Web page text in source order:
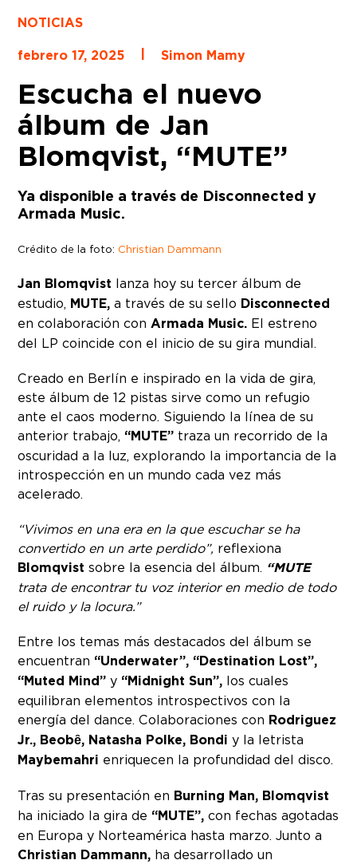
NOTICIAS
febrero 17, 2025
Simon Mamy
Escucha el nuevo
álbum de Jan
Blomqvist, “MUTE”
Ya disponible a través de Disconnected y
Armada Music.
Crédito de la foto: Christian Dammann
Jan Blomqvist lanza hoy su tercer álbum de
estudio, MUTE, a través de su sello Disconnected
en colaboración con Armada Music. El estreno
del LP coincide con el inicio de su gira mundial.
Creado en Berlín e inspirado en la vida de gira,
este álbum de 12 pistas sirve como un refugio
ante el caos moderno. Siguiendo la línea de su
anterior trabajo, “MUTE” traza un recorrido de la
oscuridad a la luz, explorando la importancia de la
introspección en un mundo cada vez más
acelerado.
“Vivimos en una era en la que escuchar se ha
convertido en un arte perdido”, reflexiona
Blomqvist sobre la esencia del álbum. “MUTE
trata de encontrar tu voz interior en medio de todo
el ruido y la locura.”
Entre los temas más destacados del álbum se
encuentran “Underwater”, “Destination Lost”,
“Muted Mind” y “Midnight Sun”, los cuales
equilibran elementos introspectivos con la
energía del dance. Colaboraciones con Rodriguez
Jr., Beobȇ, Natasha Polke, Bondi y la letrista
Maybemahri enriquecen la profundidad del disco.
Tras su presentación en Burning Man, Blomqvist
ha iniciado la gira de “MUTE”, con fechas agotadas
en Europa y Norteamérica hasta marzo. Junto a
Christian Dammann, ha desarrollado un